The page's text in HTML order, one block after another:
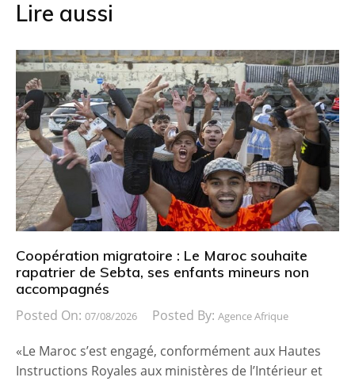
Lire aussi
Coopération migratoire : Le Maroc souhaite
rapatrier de Sebta, ses enfants mineurs non
accompagnés
Posted On: 07/08/2026 Posted By: Agence Afrique
«Le Maroc s’est engagé, conformément aux Hautes
Instructions Royales aux ministères de l’Intérieur et